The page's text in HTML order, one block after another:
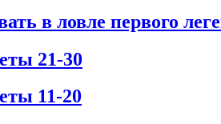
в ловле первого
21-30
11-20